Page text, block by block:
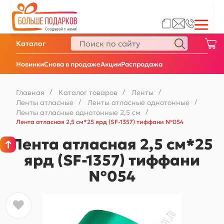
НовинкиСнова в продажеАкцииРаспродажа
Каталог
Главная / Каталог товаров / Ленты /
Ленты атласные / Ленты атласные однотонные /
Ленты атласные однотонные 2,5 см
/
Лента атласная 2,5 см*25 ярд (SF-1357) тиффани №054
Лента атласная 2,5 см*25
ярд (SF-1357) тиффани
№054